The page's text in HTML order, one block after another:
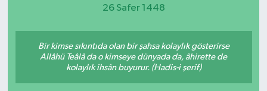
26 Safer 1448
Bir kimse sıkıntıda olan bir şahsa kolaylık gösterirse
Allâhü Teâlâ da o kimseye dünyada da, âhirette de
kolaylık ihsân buyurur. (Hadis-i şerif)
Etkinlikler